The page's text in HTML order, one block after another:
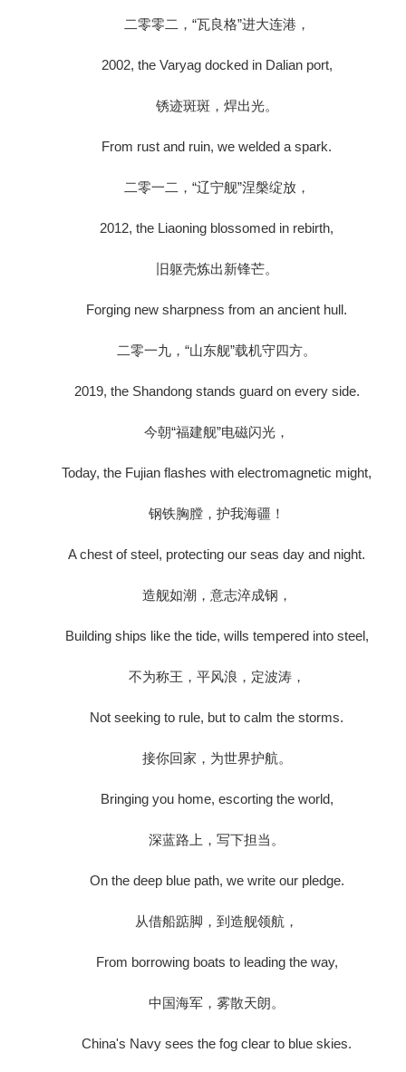
二零零二，“瓦良格”进大连港，
2002, the Varyag docked in Dalian port,
锈迹斑斑，焊出光。
From rust and ruin, we welded a spark.
二零一二，“辽宁舰”涅槃绽放，
2012, the Liaoning blossomed in rebirth,
旧躯壳炼出新锋芒。
Forging new sharpness from an ancient hull.
二零一九，“山东舰”载机守四方。
2019, the Shandong stands guard on every side.
今朝“福建舰”电磁闪光，
Today, the Fujian flashes with electromagnetic might,
钢铁胸膛，护我海疆！
A chest of steel, protecting our seas day and night.
造舰如潮，意志淬成钢，
Building ships like the tide, wills tempered into steel,
不为称王，平风浪，定波涛，
Not seeking to rule, but to calm the storms.
接你回家，为世界护航。
Bringing you home, escorting the world,
深蓝路上，写下担当。
On the deep blue path, we write our pledge.
从借船踮脚，到造舰领航，
From borrowing boats to leading the way,
中国海军，雾散天朗。
China's Navy sees the fog clear to blue skies.